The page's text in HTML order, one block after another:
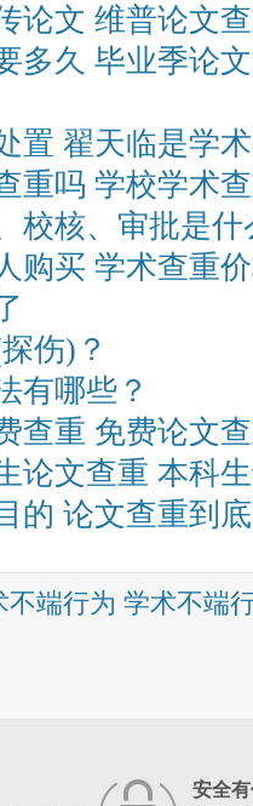
论文 维普论文
多久 毕业季论
置 翟天临是学
重吗 学校学术
校核、审批是什
购买 学术查重
伤)？
有哪些？
查重 免费论文
论文查重 本科
的 论文查重到
不端行为 学术不端
安全